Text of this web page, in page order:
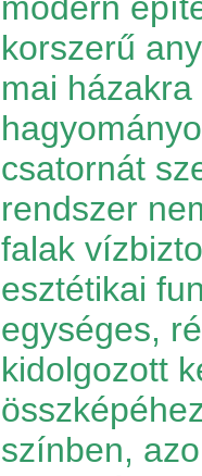
korszerű
mai
csatornát
rendszer
falak
esztétikai
egységes,
kidolgozott
színben,